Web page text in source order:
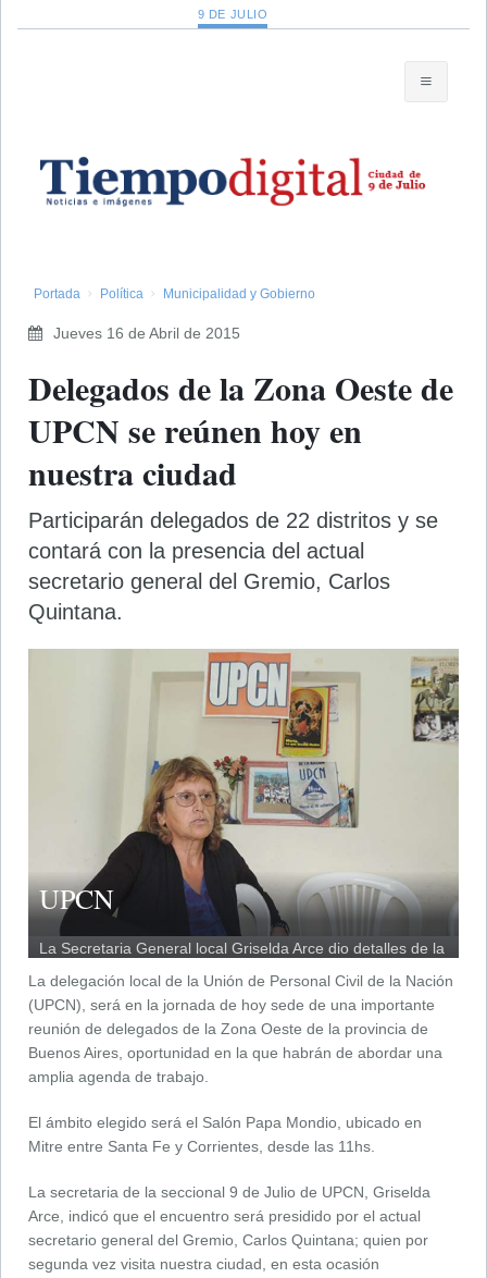
9 DE JULIO
Portada Política Municipalidad y Gobierno
Jueves 16 de Abril de 2015
Delegados de la Zona Oeste de
UPCN se reúnen hoy en
nuestra ciudad
Participarán delegados de 22 distritos y se
contará con la presencia del actual
secretario general del Gremio, Carlos
Quintana.
UPCN
La Secretaria General local Griselda Arce dio detalles de la
jornada.
La delegación local de la Unión de Personal Civil de la Nación
(UPCN), será en la jornada de hoy sede de una importante
reunión de delegados de la Zona Oeste de la provincia de
Buenos Aires, oportunidad en la que habrán de abordar una
amplia agenda de trabajo.
El ámbito elegido será el Salón Papa Mondio, ubicado en
Mitre entre Santa Fe y Corrientes, desde las 11hs.
La secretaria de la seccional 9 de Julio de UPCN, Griselda
Arce, indicó que el encuentro será presidido por el actual
secretario general del Gremio, Carlos Quintana; quien por
segunda vez visita nuestra ciudad, en esta ocasión